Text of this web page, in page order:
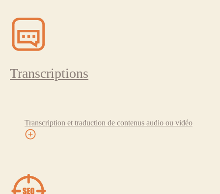
Transcriptions
Transcription et traduction de contenus audio ou vidéo